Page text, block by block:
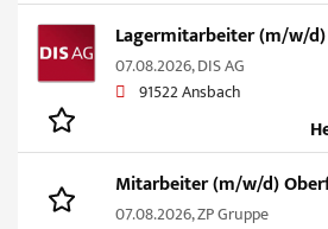
Lagermitarbeiter (m/w/d)
07.08.2026,DIS AG
91522 Ansbach
Mitarbeiter (m/w/d)
07.08.2026,ZP Gruppe